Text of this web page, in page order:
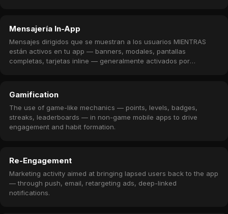
Mensajería In-App
Mensajes dirigidos que se muestran a los usuarios MIENTRAS
están activos en tu app — banners, modales, pantallas
completas, tarjetas inline — generalmente activados por
Gamification
The use of game-like mechanics — points, levels, badges,
streaks, leaderboards — in non-game mobile apps to drive
engagement and habit formation.
Re-Engagement
Marketing activity aimed at bringing lapsed users back to the app
— through push, email, retargeting ads, deep-linked
notifications.